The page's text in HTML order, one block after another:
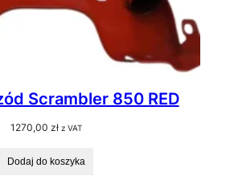
Scrambler 850 RED
1270,00 zł z VAT
Dodaj do koszyka